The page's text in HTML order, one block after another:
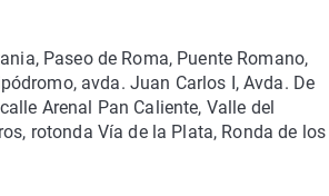
Paseo de Roma, Puente Romano,
avda. Juan Carlos I, Avda. De
Arenal Pan Caliente, Valle del
rotonda Vía de la Plata, Ronda de los